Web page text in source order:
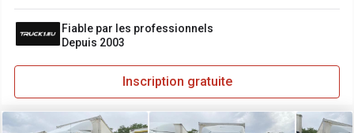
Fiable par les professionnels
Depuis 2003
Inscription gratuite